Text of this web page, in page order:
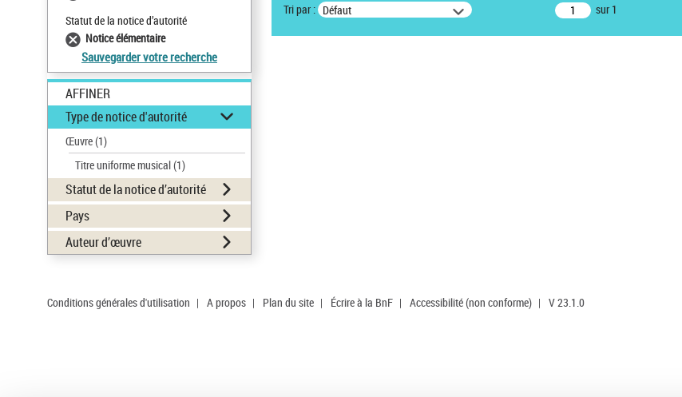
Statut de la notice d’autorité
Notice élémentaire
Sauvegarder votre recherche
AFFINER
Type de notice d'autorité
Œuvre(1)
Titre uniforme musical(1)
Statut de la notice d’autorité
Pays
Auteur d’œuvre
Tri par : Défaut sur 1
Conditions générales d'utilisation | A propos | Plan du site | Écrire à la BnF | Accessibilité (non conforme) | V 23.1.0